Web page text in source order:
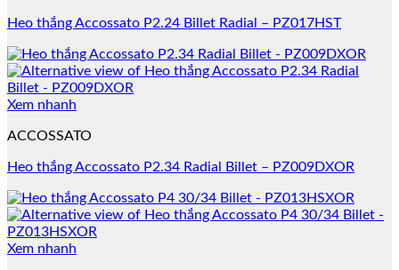
Heo thắng Accossato P2.24 Billet Radial – PZ017HST
Xem nhanh
ACCOSSATO
Heo thắng Accossato P2.34 Radial Billet – PZ009DXOR
Xem nhanh